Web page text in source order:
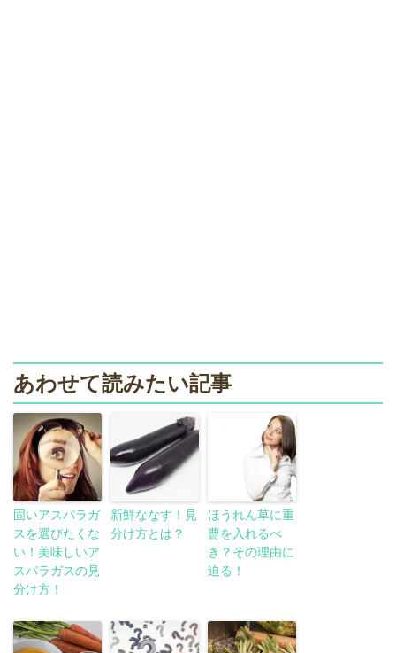
あわせて読みたい記事
固いアスパラガ
スを選びたくな
い！美味しいア
スパラガスの見
分け方！
新鮮ななす！見
分け方とは？
ほうれん草に重
曹を入れるべ
き？その理由に
迫る！